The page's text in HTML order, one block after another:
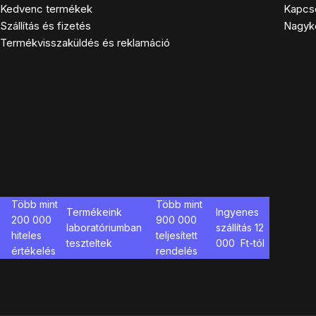
Kedvenc termékek
Szállítás és fizetés
Termékvisszaküldés és reklamáció
Több mint
200 000
hiteles
értékelés
Termékeink
laboratóriumban
teszteltek
Több mint
900 000
teljesített
rendelés
Ingyenes
szállítás 12
000 Ft-tól